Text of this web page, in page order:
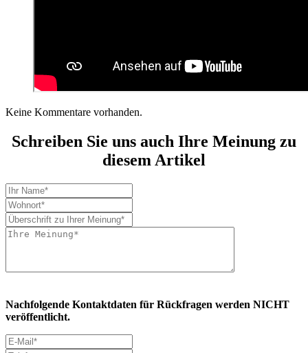
Keine Kommentare vorhanden.
Schreiben Sie uns auch Ihre Meinung zu
diesem Artikel
Nachfolgende Kontaktdaten für Rückfragen werden NICHT
veröffentlicht.